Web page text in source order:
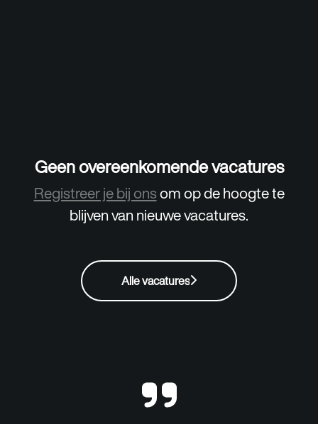
Geen overeenkomende vacatures
Registreer je bij onsom op de hoogte te
blijven van nieuwe vacatures.
Alle vacatures